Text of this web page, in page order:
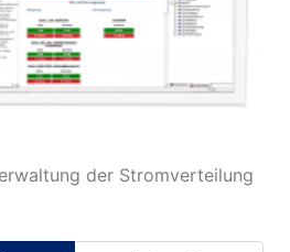
der Stromverteilung